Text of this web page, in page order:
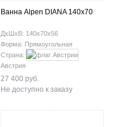
Ванна Alpen DIANA 140x70
ДхШхВ: 140х70х56
Форма: Прямоугольная
Страна:
Австрия
27 400 руб.
Не доступно к заказу